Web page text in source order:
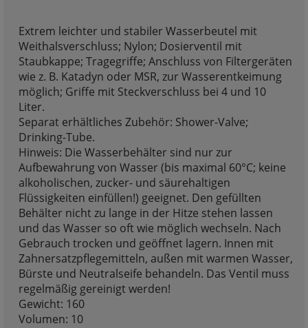
Extrem leichter und stabiler Wasserbeutel mit
Weithalsverschluss; Nylon; Dosierventil mit
Staubkappe; Tragegriffe; Anschluss von Filtergeräten
wie z. B. Katadyn oder MSR, zur Wasserentkeimung
möglich; Griffe mit Steckverschluss bei 4 und 10
Liter.
Separat erhältliches Zubehör: Shower-Valve;
Drinking-Tube.
Hinweis: Die Wasserbehälter sind nur zur
Aufbewahrung von Wasser (bis maximal 60°C; keine
alkoholischen, zucker- und säurehaltigen
Flüssigkeiten einfüllen!) geeignet. Den gefüllten
Behälter nicht zu lange in der Hitze stehen lassen
und das Wasser so oft wie möglich wechseln. Nach
Gebrauch trocken und geöffnet lagern. Innen mit
Zahnersatzpflegemitteln, außen mit warmen Wasser,
Bürste und Neutralseife behandeln. Das Ventil muss
regelmäßig gereinigt werden!
Gewicht: 160
Volumen: 10